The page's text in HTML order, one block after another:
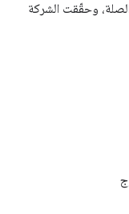
وحقّقت الشركة